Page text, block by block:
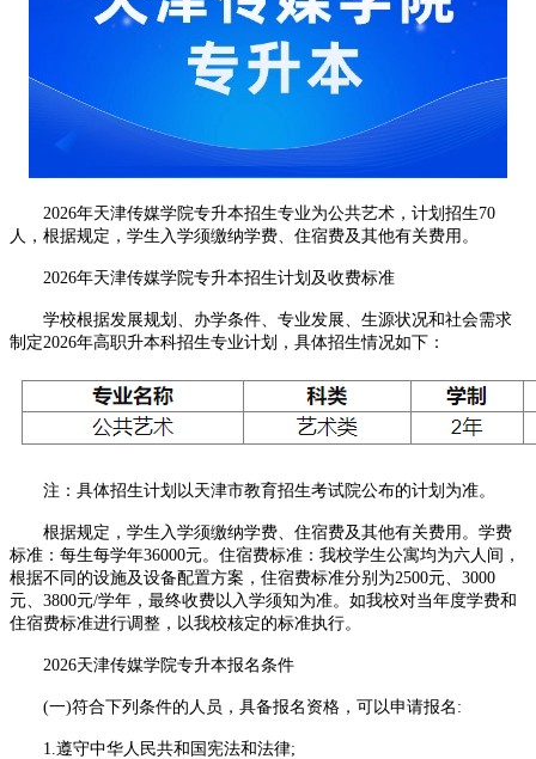
2026年天津传媒学院专升本招生专业为公共艺术，计划招生70
人，根据规定，学生入学须缴纳学费、住宿费及其他有关费用。
2026年天津传媒学院专升本招生计划及收费标准
学校根据发展规划、办学条件、专业发展、生源状况和社会需求
制定2026年高职升本科招生专业计划，具体招生情况如下：
注：具体招生计划以天津市教育招生考试院公布的计划为准。
根据规定，学生入学须缴纳学费、住宿费及其他有关费用。学费
标准：每生每学年36000元。住宿费标准：我校学生公寓均为六人间，
根据不同的设施及设备配置方案，住宿费标准分别为2500元、3000
元、3800元/学年，最终收费以入学须知为准。如我校对当年度学费和
住宿费标准进行调整，以我校核定的标准执行。
2026天津传媒学院专升本报名条件
(一)符合下列条件的人员，具备报名资格，可以申请报名:
1.遵守中华人民共和国宪法和法律;